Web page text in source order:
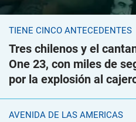
TIENE CINCO ANTECEDENTES
Tres chilenos y el
One 23, con miles de
por la explosión al
AVENIDA DE LAS AMÉRICAS